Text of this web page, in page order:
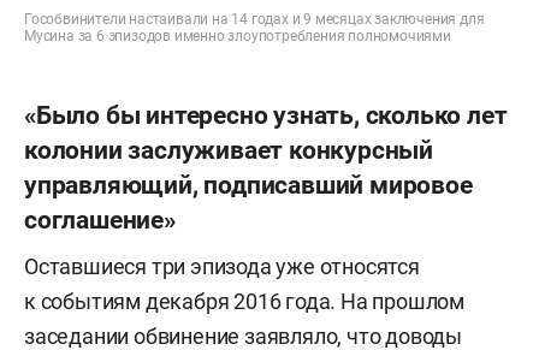
Гособвинители настаивали на 14 годах и 9 месяцах заключения для
Мусина за 6 эпизодов именно злоупотребления полномочиями
«Было бы интересно узнать, сколько лет
колонии заслуживает конкурсный
управляющий, подписавший мировое
соглашение»
Оставшиеся три эпизода уже относятся
к событиям декабря 2016 года. На прошлом
заседании обвинение заявляло, что доводы